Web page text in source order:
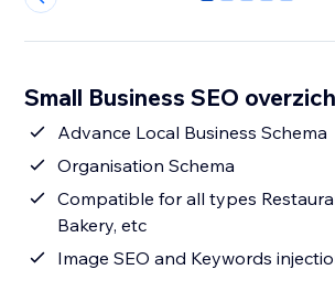
0 1 2 3 4
Small Business SEO
Advance Local Business Schema
Organisation Schema
Compatible for all types
Bakery, etc
Image SEO and Keywords